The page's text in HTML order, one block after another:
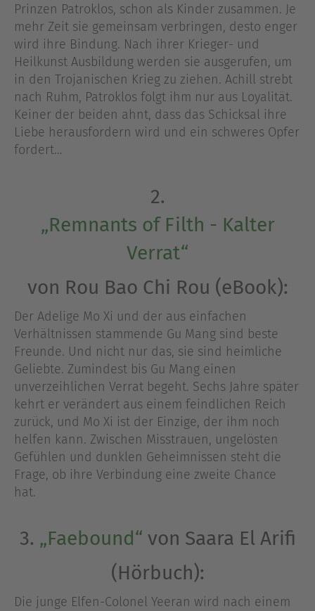
Prinzen Patroklos, schon als Kinder zusammen. Je
mehr Zeit sie gemeinsam verbringen, desto enger
wird ihre Bindung. Nach ihrer Krieger- und
Heilkunst Ausbildung werden sie ausgerufen, um
in den Trojanischen Krieg zu ziehen. Achill strebt
nach Ruhm, Patroklos folgt ihm nur aus Loyalität.
Keiner der beiden ahnt, dass das Schicksal ihre
Liebe herausfordern wird und ein schweres Opfer
fordert…
2.
„Remnants of Filth - Kalter
Verrat“
von Rou Bao Chi Rou (eBook):
Der Adelige Mo Xi und der aus einfachen
Verhältnissen stammende Gu Mang sind beste
Freunde. Und nicht nur das, sie sind heimliche
Geliebte. Zumindest bis Gu Mang einen
unverzeihlichen Verrat begeht. Sechs Jahre später
kehrt er verändert aus einem feindlichen Reich
zurück, und Mo Xi ist der Einzige, der ihm noch
helfen kann. Zwischen Misstrauen, ungelösten
Gefühlen und dunklen Geheimnissen steht die
Frage, ob ihre Verbindung eine zweite Chance
hat.
3. „Faebound“ von Saara El Arifi
(Hörbuch):
Die junge Elfen-Colonel Yeeran wird nach einem